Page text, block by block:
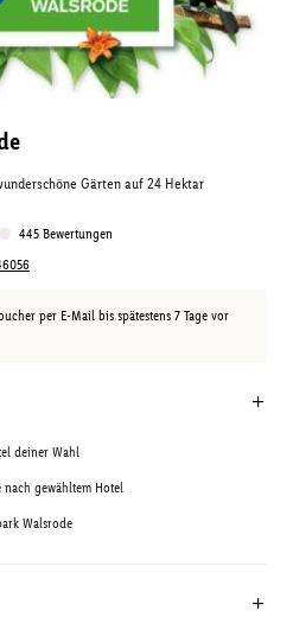
Gärten auf 24 Hektar
445 Bewertungen
per E-Mail bis spätestens 7 Tage vor
deiner Wahl
nach gewähltem Hotel
Walsrode